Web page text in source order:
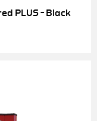
PLUS – Black